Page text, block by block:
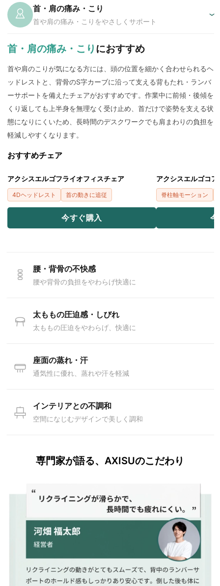
首・肩の痛み・こり
首や肩の痛み・こりをやさしくサポート
›
首・肩の痛み・こり におすすめ
首や肩のこりが気になる方には、頭の位置を細かく合わせられるヘ
ッドレストと、背骨のS字カーブに沿って支える背もたれ・ランバ
ーサポートを備えたチェアがおすすめです。作業中に前傾・後傾を
くり返しても上半身を無理なく受け止め、首だけで姿勢を支える状
態になりにくいため、長時間のデスクワークでも肩まわりの負担を
軽減しやすくなります。
おすすめチェア
アクシスエルゴフライオフィスチェア
4Dヘッドレスト 首の動きに追従
今すぐ購入
アクシスエルゴコ
脊柱軸モーション
腰・背骨の不快感
腰や背骨の負担をやわらげ快適に
太ももの圧迫感・しびれ
太ももの圧迫をやわらげ、快適に
座面の蒸れ・汗
通気性に優れ、蒸れや汗を軽減
インテリアとの不調和
空間になじむデザインで美しく調和
専門家が語る、AXISUのこだわり